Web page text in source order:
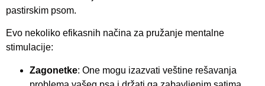
pastirskim psom.
Evo nekoliko efikasnih načina za pružanje mentalne
stimulacije:
Zagonetke: One mogu izazvati veštine rešavanja